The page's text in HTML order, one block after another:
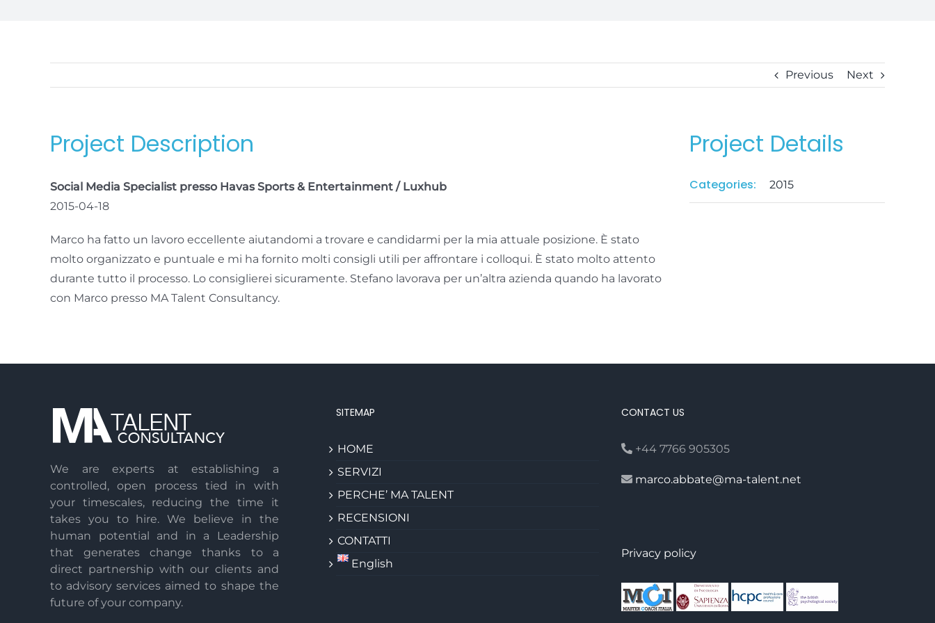
Previous Next
Project Description
Social Media Specialist presso Havas Sports & Entertainment / Luxhub
2015-04-18
Marco ha fatto un lavoro eccellente aiutandomi a trovare e candidarmi per la mia attuale posizione. È stato
molto organizzato e puntuale e mi ha fornito molti consigli utili per affrontare i colloqui. È stato molto attento
durante tutto il processo. Lo consiglierei sicuramente. Stefano lavorava per un’altra azienda quando ha lavorato
con Marco presso MA Talent Consultancy.
Project Details
Categories: 2015
We are experts at establishing a
controlled, open process tied in with
your timescales, reducing the time it
takes you to hire. We believe in the
human potential and in a Leadership
that generates change thanks to a
direct partnership with our clients and
to advisory services aimed to shape the
future of your company.
SITEMAP
HOME
SERVIZI
PERCHE’ MA TALENT
RECENSIONI
CONTATTI
English
CONTACT US
+44 7766 905305
marco.abbate@ma-talent.net
Privacy policy